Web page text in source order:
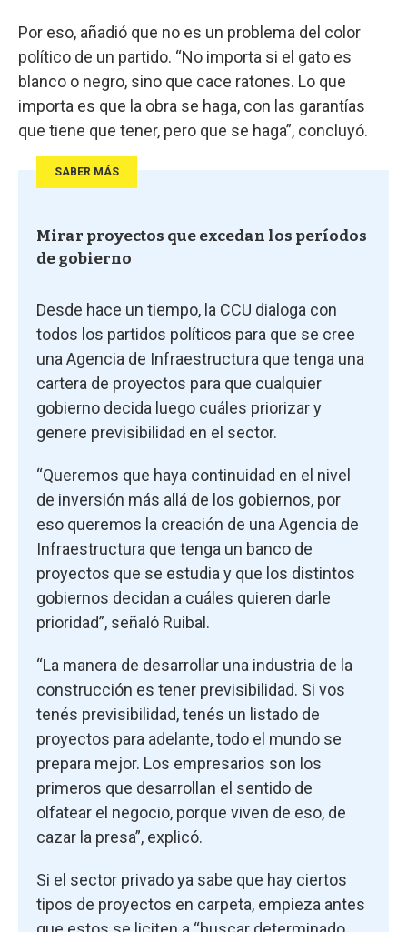
Por eso, añadió que no es un problema del color
político de un partido. “No importa si el gato es
blanco o negro, sino que cace ratones. Lo que
importa es que la obra se haga, con las garantías
que tiene que tener, pero que se haga”, concluyó.
SABER MÁS
Mirar proyectos que excedan los períodos
de gobierno
Desde hace un tiempo, la CCU dialoga con
todos los partidos políticos para que se cree
una Agencia de Infraestructura que tenga una
cartera de proyectos para que cualquier
gobierno decida luego cuáles priorizar y
genere previsibilidad en el sector.
“Queremos que haya continuidad en el nivel
de inversión más allá de los gobiernos, por
eso queremos la creación de una Agencia de
Infraestructura que tenga un banco de
proyectos que se estudia y que los distintos
gobiernos decidan a cuáles quieren darle
prioridad”, señaló Ruibal.
“La manera de desarrollar una industria de la
construcción es tener previsibilidad. Si vos
tenés previsibilidad, tenés un listado de
proyectos para adelante, todo el mundo se
prepara mejor. Los empresarios son los
primeros que desarrollan el sentido de
olfatear el negocio, porque viven de eso, de
cazar la presa”, explicó.
Si el sector privado ya sabe que hay ciertos
tipos de proyectos en carpeta, empieza antes